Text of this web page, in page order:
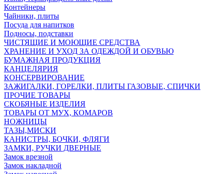
Контейнеры
Чайники, плиты
Посуда для напитков
Подносы, подставки
ЧИСТЯЩИЕ И МОЮЩИЕ СРЕДСТВА
ХРАНЕНИЕ И УХОД ЗА ОДЕЖДОЙ И ОБУВЬЮ
БУМАЖНАЯ ПРОДУКЦИЯ
КАНЦЕЛЯРИЯ
КОНСЕРВИРОВАНИЕ
ЗАЖИГАЛКИ, ГОРЕЛКИ, ПЛИТЫ ГАЗОВЫЕ, СПИЧКИ
ПРОЧИЕ ТОВАРЫ
СКОБЯНЫЕ ИЗДЕЛИЯ
ТОВАРЫ ОТ МУХ, КОМАРОВ
НОЖНИЦЫ
ТАЗЫ,МИСКИ
КАНИСТРЫ, БОЧКИ, ФЛЯГИ
ЗАМКИ, РУЧКИ ДВЕРНЫЕ
Замок врезной
Замок накладной